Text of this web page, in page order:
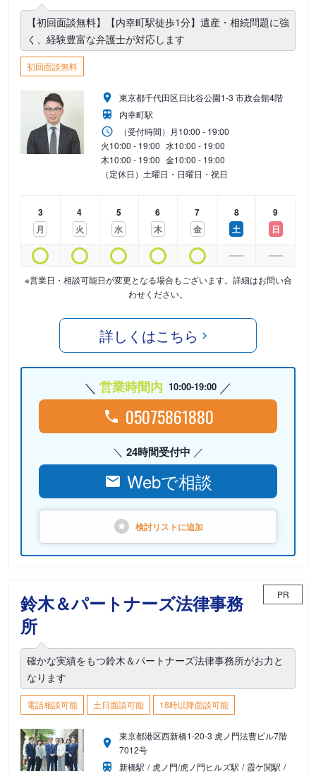
【初回面談無料】【内幸町駅徒歩1分】遺産・相続問題に強
く、経験豊富な弁護士が対応します
初回面談無料
東京都千代田区日比谷公園1-3 市政会館4階
内幸町駅
（受付時間） 月10:00 - 19:00
火10:00 - 19:00 水10:00 - 19:00
木10:00 - 19:00 金10:00 - 19:00
（定休日）土曜日・日曜日・祝日
3
月
4
火
5
水
6
木
7
金
8
土
9
日
※営業日・相談可能日が変更となる場合もございます。詳細はお問い合
わせください。
詳しくはこちら
営業時間内 10:00-19:00
05075861880
24時間受付中
Webで相談
検討リストに追加
鈴木＆パートナーズ法律事務
所
PR
確かな実績をもつ鈴木＆パートナーズ法律事務所がお力と
なります
電話相談可能 土日面談可能 18時以降面談可能
東京都港区西新橋1-20-3 虎ノ門法曹ビル7階
7012号
新橋駅
虎ノ門/虎ノ門ヒルズ駅
霞ケ関駅